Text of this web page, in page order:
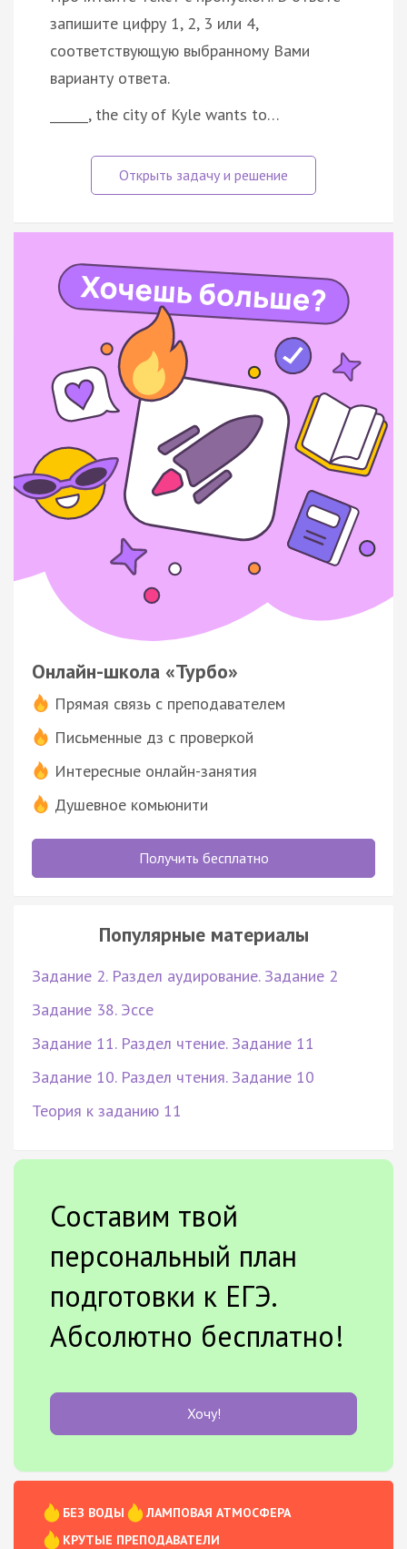
запишите цифру 1, 2, 3 или 4,
соответствующую выбранному Вами
варианту ответа.
______, the city of Kyle wants to…
Онлайн-школа «Турбо»
Прямая связь с преподавателем
Письменные дз с проверкой
Интересные онлайн-занятия
Душевное комьюнити
Получить бесплатно
Популярные материалы
Задание 2. Раздел аудирование. Задание 2
Задание 38. Эссе
Задание 11. Раздел чтение. Задание 11
Задание 10. Раздел чтения. Задание 10
Теория к заданию 11
Составим твой
персональный план
подготовки к ЕГЭ.
Абсолютно бесплатно!
Хочу!
БЕЗ ВОДЫ
ЛАМПОВАЯ АТМОСФЕРА
КРУТЫЕ ПРЕПОДАВАТЕЛИ